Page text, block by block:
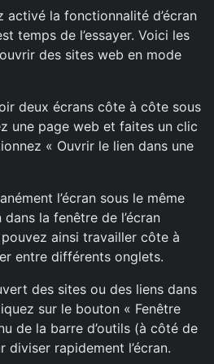
activé la fonctionnalité d’écran
temps de l’essayer. Voici les
des sites web en mode
deux écrans côte à côte sous
une page web et faites un clic
« Ouvrir le lien dans une
l’écran sous le même
la fenêtre de l’écran
ainsi travailler côte à
entre différents onglets.
des sites ou des liens dans
sur le bouton « Fenêtre
de la barre d’outils (à côté de
diviser rapidement l’écran.